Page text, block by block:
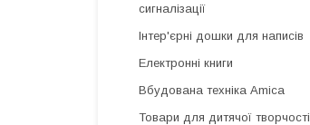
сигналізації
Інтер'єрні дошки для написів
Електронні книги
Вбудована техніка Amica
Товари для дитячої творчості